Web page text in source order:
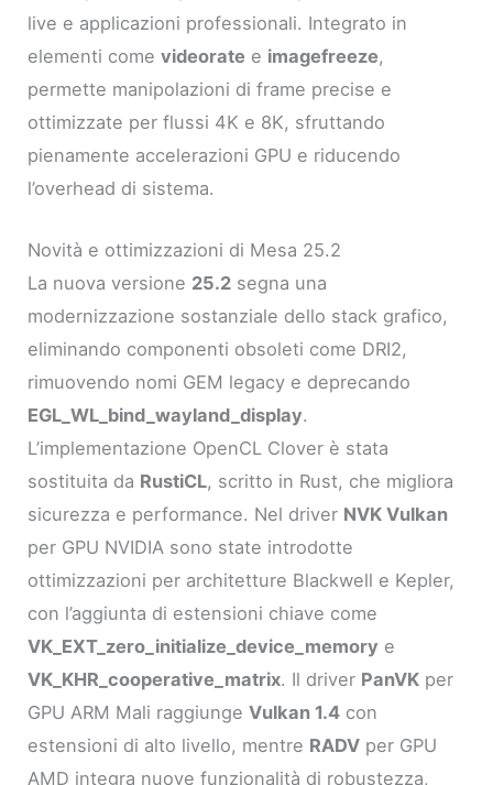
live e applicazioni professionali. Integrato in
elementi comevideorate e imagefreeze,
permette manipolazioni di frame precise e
ottimizzate per flussi 4K e 8K, sfruttando
pienamente accelerazioni GPU e riducendo
l’overhead di sistema.
Novità e ottimizzazioni di Mesa 25.2
La nuova versione 25.2 segna una
modernizzazione sostanziale dello stack grafico,
eliminando componenti obsoleti come DRI2,
rimuovendo nomi GEM legacy e deprecando
EGL_WL_bind_wayland_display.
L’implementazione OpenCL Clover è stata
sostituita da RustiCL, scritto in Rust, che migliora
sicurezza e performance. Nel driver NVK Vulkan
per GPU NVIDIA sono state introdotte
ottimizzazioni per architetture Blackwell e Kepler,
con l’aggiunta di estensioni chiave come
VK_EXT_zero_initialize_device_memory e
VK_KHR_cooperative_matrix. Il driver PanVK per
GPU ARM Mali raggiungeVulkan 1.4 con
estensioni di alto livello, mentre RADV per GPU
AMD integra nuove funzionalità di robustezza,